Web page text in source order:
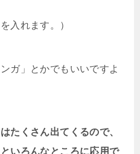
入れます。）
ガ」とかでもいいですよ
たくさん出てくるので、
いろんなところに応用で